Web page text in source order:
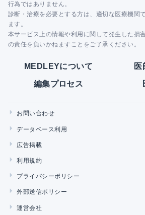
行為ではありません。
診断・治療を必要とする方は、適切な医療機関
ます。
本サービス上の情報や利用に関して発生した損
の責任を負いかねますことをご了承ください。
MEDLEYについて 医
編集プロセス
お問い合わせ
データベース利用
広告掲載
利用規約
プライバシーポリシー
外部送信ポリシー
運営会社